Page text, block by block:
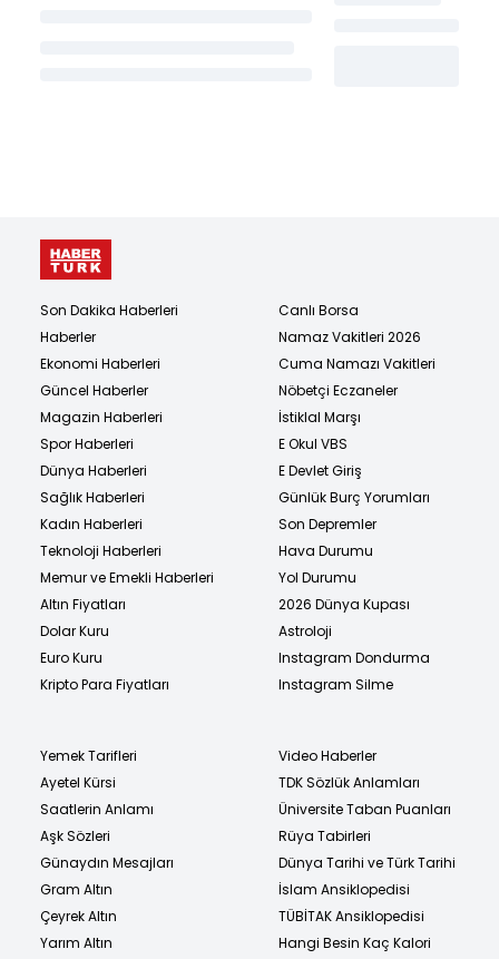
Son Dakika Haberleri
Haberler
Ekonomi Haberleri
Güncel Haberler
Magazin Haberleri
Spor Haberleri
Dünya Haberleri
Sağlık Haberleri
Kadın Haberleri
Teknoloji Haberleri
Memur ve Emekli Haberleri
Altın Fiyatları
Dolar Kuru
Euro Kuru
Kripto Para Fiyatları
Canlı Borsa
Namaz Vakitleri 2026
Cuma Namazı Vakitleri
Nöbetçi Eczaneler
İstiklal Marşı
E Okul VBS
E Devlet Giriş
Günlük Burç Yorumları
Son Depremler
Hava Durumu
Yol Durumu
2026 Dünya Kupası
Astroloji
Instagram Dondurma
Instagram Silme
Yemek Tarifleri
Ayetel Kürsi
Saatlerin Anlamı
Aşk Sözleri
Günaydın Mesajları
Gram Altın
Çeyrek Altın
Yarım Altın
Video Haberler
TDK Sözlük Anlamları
Üniversite Taban Puanları
Rüya Tabirleri
Dünya Tarihi ve Türk Tarihi
İslam Ansiklopedisi
TÜBİTAK Ansiklopedisi
Hangi Besin Kaç Kalori